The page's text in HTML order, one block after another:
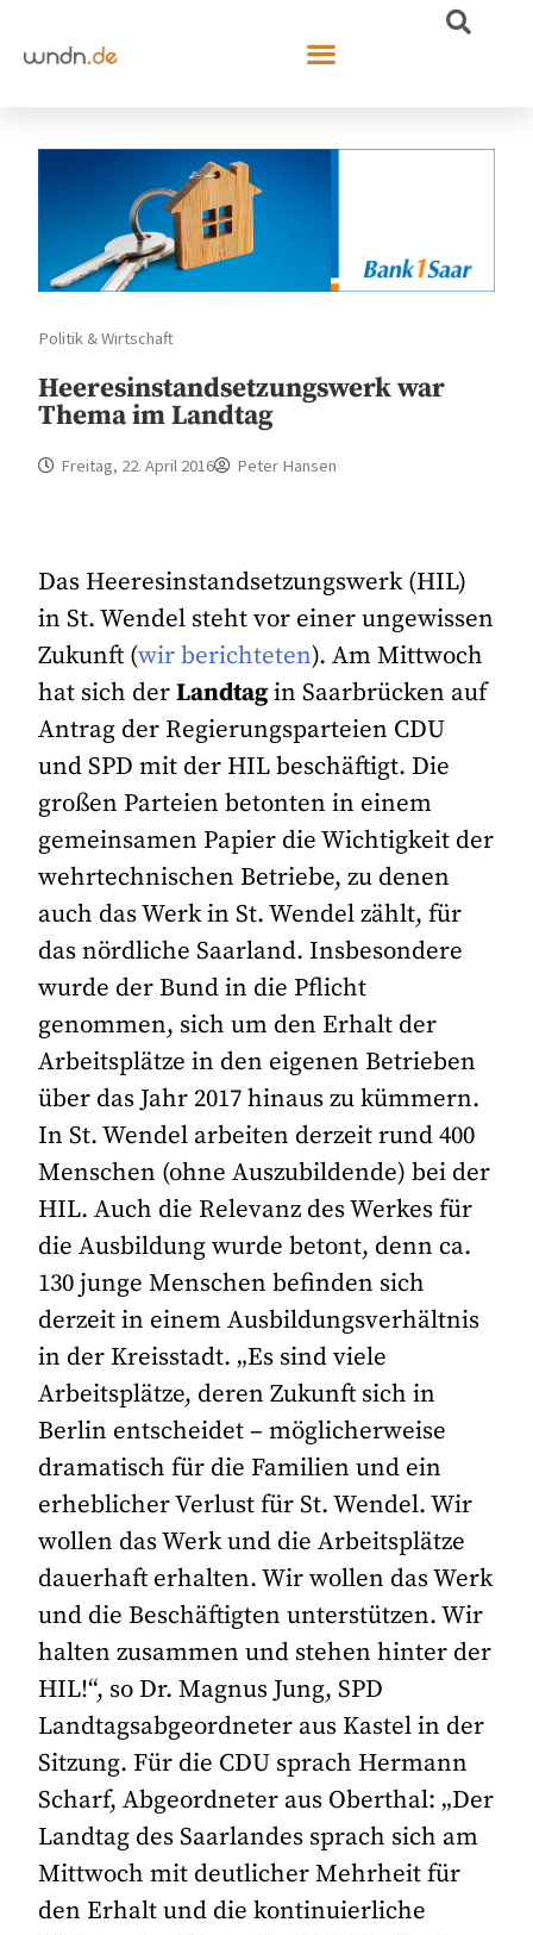
Politik & Wirtschaft
Heeresinstandsetzungswerk war
Thema im Landtag
Freitag, 22. April 2016 Peter Hansen
Das Heeresinstandsetzungswerk (HIL)
in St. Wendel steht vor einer ungewissen
Zukunft (wir berichteten). Am Mittwoch
hat sich derLandtagin Saarbrücken auf
Antrag der Regierungsparteien CDU
und SPD mit der HIL beschäftigt. Die
großen Parteien betonten in einem
gemeinsamen Papier die Wichtigkeit der
wehrtechnischen Betriebe, zu denen
auch das Werk in St. Wendel zählt, für
das nördliche Saarland. Insbesondere
wurde der Bund in die Pflicht
genommen, sich um den Erhalt der
Arbeitsplätze in den eigenen Betrieben
über das Jahr 2017 hinaus zu kümmern.
In St. Wendel arbeiten derzeit rund 400
Menschen (ohne Auszubildende) bei der
HIL. Auch die Relevanz des Werkes für
die Ausbildung wurde betont, denn ca.
130 junge Menschen befinden sich
derzeit in einem Ausbildungsverhältnis
in der Kreisstadt. „Es sind viele
Arbeitsplätze, deren Zukunft sich in
Berlin entscheidet – möglicherweise
dramatisch für die Familien und ein
erheblicher Verlust für St. Wendel. Wir
wollen das Werk und die Arbeitsplätze
dauerhaft erhalten. Wir wollen das Werk
und die Beschäftigten unterstützen. Wir
halten zusammen und stehen hinter der
HIL!“, so Dr. Magnus Jung, SPD
Landtagsabgeordneter aus Kastel in der
Sitzung. Für die CDU sprach Hermann
Scharf, Abgeordneter aus Oberthal: „Der
Landtag des Saarlandes sprach sich am
Mittwoch mit deutlicher Mehrheit für
den Erhalt und die kontinuierliche